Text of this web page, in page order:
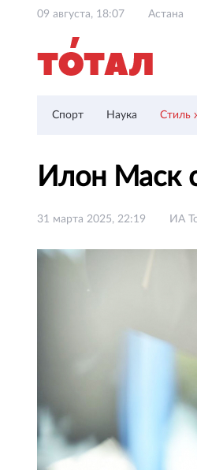
09 августа, 18:07 Астана
Спорт Наука Стиль
Илон Маск
31 марта 2025, 22:19 ИА